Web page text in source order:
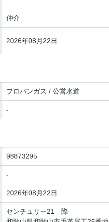
仲介
2026年08月22日
プロパンガス / 公営水道
-
98873295
-
2026年08月22日
センチュリー21 際